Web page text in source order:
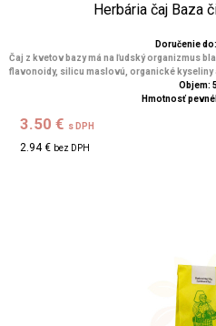
Herbária čaj Baza
Doručenie
Čaj z kvetov bazy má na ľudský organizmus
flavonoidy, silicu maslovú, organické kyseliny
Objem:
Hmotnosť
3.50 € s DPH
2.94 € bez DPH